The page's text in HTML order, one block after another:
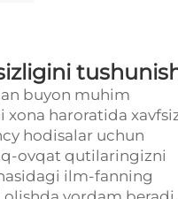
buyon muhim
haroratida
hodisalar uchun
ovqat qutilaringizni
ilm-fanning